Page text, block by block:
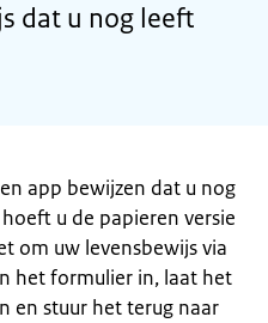
dat u nog leeft
app bewijzen dat u nog
u de papieren versie
om uw levensbewijs via
het formulier in, laat het
en stuur het terug naar